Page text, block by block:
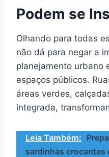
Podem se
Olhando para todas
não dá para negar a
planejamento urbano
espaços públicos.
áreas verdes,
integrada,
Leia Também:
sardinhas crocantes